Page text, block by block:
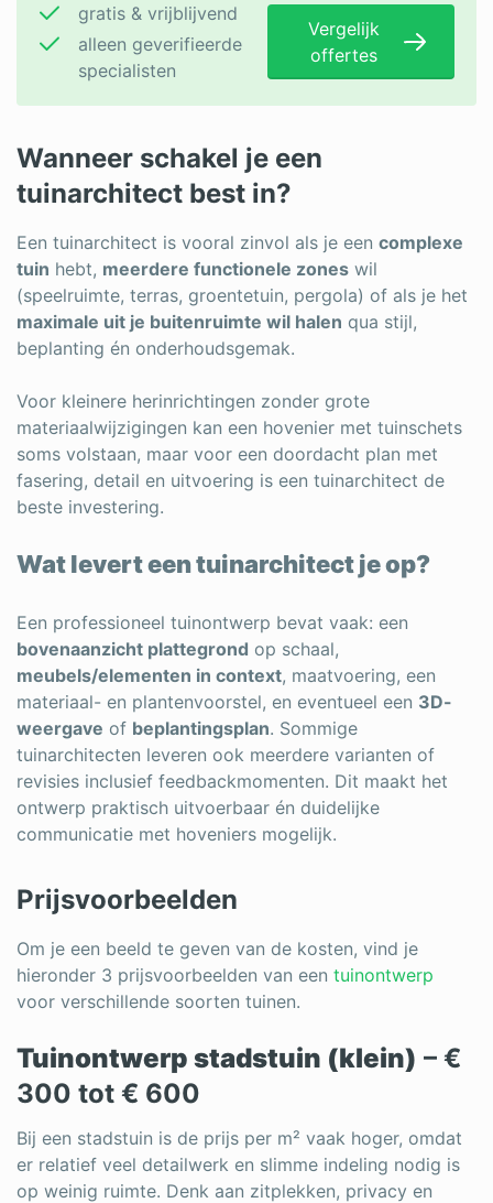
gratis & vrijblijvend
alleen geverifieerde
specialisten
Vergelijk
offertes
Wanneer schakel je een
tuinarchitect best in?
Een tuinarchitect is vooral zinvol als je een complexe
tuin hebt, meerdere functionele zones wil
(speelruimte, terras, groentetuin, pergola) of als je het
maximale uit je buitenruimte wil halen qua stijl,
beplanting én onderhoudsgemak.
Voor kleinere herinrichtingen zonder grote
materiaalwijzigingen kan een hovenier met tuinschets
soms volstaan, maar voor een doordacht plan met
fasering, detail en uitvoering is een tuinarchitect de
beste investering.
Wat levert een tuinarchitect je op?
Een professioneel tuinontwerp bevat vaak: een
bovenaanzicht plattegrond op schaal,
meubels/elementen in context, maatvoering, een
materiaal- en plantenvoorstel, en eventueel een 3D-
weergave of beplantingsplan. Sommige
tuinarchitecten leveren ook meerdere varianten of
revisies inclusief feedbackmomenten. Dit maakt het
ontwerp praktisch uitvoerbaar én duidelijke
communicatie met hoveniers mogelijk.
Prijsvoorbeelden
Om je een beeld te geven van de kosten, vind je
hieronder 3 prijsvoorbeelden van een tuinontwerp
voor verschillende soorten tuinen.
Tuinontwerp stadstuin (klein) – €
300 tot € 600
Bij een stadstuin is de prijs per m² vaak hoger, omdat
er relatief veel detailwerk en slimme indeling nodig is
op weinig ruimte. Denk aan zitplekken, privacy en